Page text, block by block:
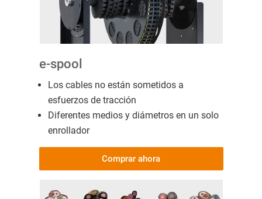
e-spool
Los cables no están sometidos a
esfuerzos de tracción
Diferentes medios y diámetros en un solo
enrollador
Comprar ahora